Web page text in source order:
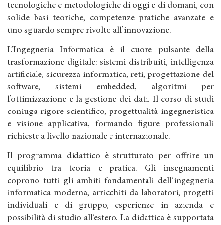
tecnologiche e metodologiche di oggi e di domani, con
solide basi teoriche, competenze pratiche avanzate e
uno sguardo sempre rivolto all’innovazione.
L’Ingegneria Informatica è il cuore pulsante della
trasformazione digitale: sistemi distribuiti, intelligenza
artificiale, sicurezza informatica, reti, progettazione del
software, sistemi embedded, algoritmi per
l’ottimizzazione e la gestione dei dati. Il corso di studi
coniuga rigore scientifico, progettualità ingegneristica
e visione applicativa, formando figure professionali
richieste a livello nazionale e internazionale.
Il programma didattico è strutturato per offrire un
equilibrio tra teoria e pratica. Gli insegnamenti
coprono tutti gli ambiti fondamentali dell’ingegneria
informatica moderna, arricchiti da laboratori, progetti
individuali e di gruppo, esperienze in azienda e
possibilità di studio all’estero. La didattica è supportata